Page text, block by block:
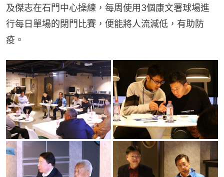
及傑志在石門中心操練，每周使用3個康文署球場進
行每日單場的閉門比賽，便能將人流減低，有助防
疫。